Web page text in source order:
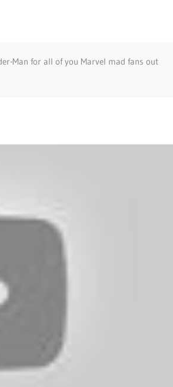
Man for all of you Marvel mad fans out